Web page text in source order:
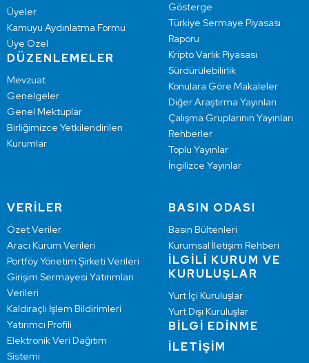
Üyeler
Kamuyu Aydınlatma Formu
Üye Özel
DÜZENLEMELER
Mevzuat
Genelgeler
Genel Mektuplar
Birliğimizce Yetkilendirilen
Kurumlar
Gösterge
Türkiye Sermaye Piyasası
Raporu
Kripto Varlık Piyasası
Sürdürülebilirlik
Konulara Göre Makaleler
Diğer Araştırma Yayınları
Çalışma Gruplarının Yayınları
Rehberler
Toplu Yayınlar
İngilizce Yayınlar
VERİLER
Özet Veriler
Aracı Kurum Verileri
Portföy Yönetim Şirketi Verileri
Girişim Sermayesi Yatırımları
Verileri
Kaldıraçlı İşlem Bildirimleri
Yatırımcı Profili
Elektronik Veri Dağıtım
Sistemi
BASIN ODASI
Basın Bültenleri
Kurumsal İletişim Rehberi
İLGİLİ KURUM VE
KURULUŞLAR
Yurt İçi Kuruluşlar
Yurt Dışı Kuruluşlar
BİLGİ EDİNME
İLETİŞİM